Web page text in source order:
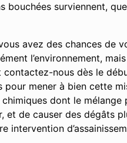
surviennent,
avez des chances de
l’environnement,
nous dès le
mener à bien cette
dont le
de causer des dégâts